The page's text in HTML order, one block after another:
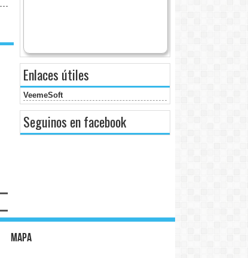
Enlaces útiles
VeemeSoft
Seguinos en facebook
Mapa